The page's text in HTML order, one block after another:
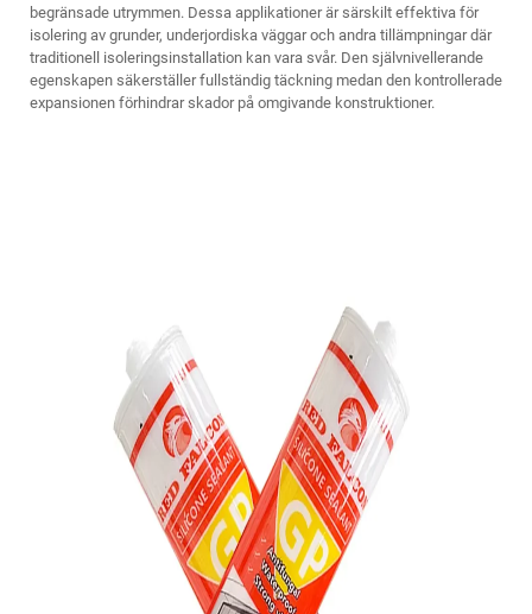
begränsade utrymmen. Dessa applikationer är särskilt effektiva för
isolering av grunder, underjordiska väggar och andra tillämpningar där
traditionell isoleringsinstallation kan vara svår. Den självnivellerande
egenskapen säkerställer fullständig täckning medan den kontrollerade
expansionen förhindrar skador på omgivande konstruktioner.